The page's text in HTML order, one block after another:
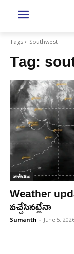
Tags Southwest
Tag:
జాతీయం
Weather
వ‌చ్చేసిన‌ట్లేనా
Sumanth - June 5, 2026